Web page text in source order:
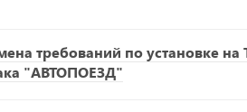
требований по установке на
"АВТОПОЕЗД"